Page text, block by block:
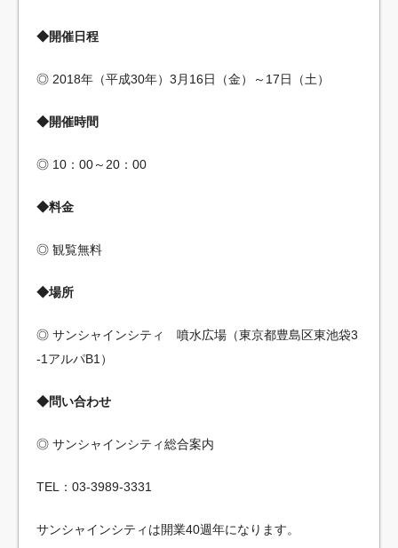
◆開催日程
◎ 2018年（平成30年）3月16日（金）～17日（土）
◆開催時間
◎ 10：00～20：00
◆料金
◎ 観覧無料
◆場所
◎ サンシャインシティ 噴水広場（東京都豊島区東池袋3
-1アルパB1）
◆問い合わせ
◎ サンシャインシティ総合案内
TEL：03-3989-3331
サンシャインシティは開業40週年になります。